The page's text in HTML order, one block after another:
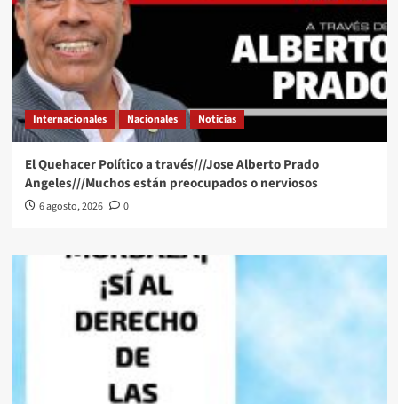
Internacionales Nacionales Noticias
El Quehacer Político a través///Jose Alberto Prado
Angeles///Muchos están preocupados o nerviosos
6 agosto, 2026 0